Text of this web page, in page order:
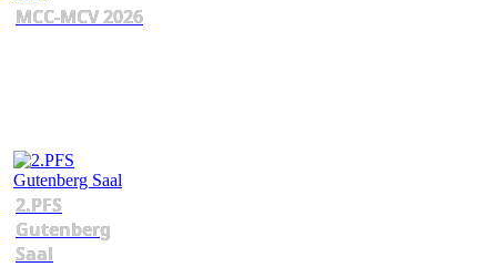
MCC-MCV 2026
2.PFS
Gutenberg
Saal